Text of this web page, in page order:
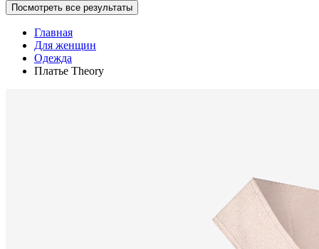
Посмотреть все результаты
Главная
Для женщин
Одежда
Платье Theory